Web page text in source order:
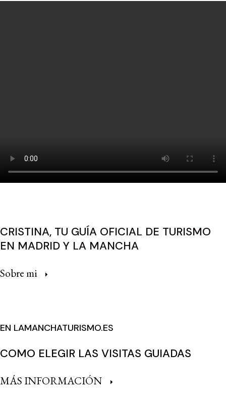
CRISTINA, TU GUÍA OFICIAL DE TURISMO
EN MADRID Y LA MANCHA
Sobre mi
EN LAMANCHATURISMO.ES
COMO ELEGIR LAS VISITAS GUIADAS
MÁS INFORMACIÓN